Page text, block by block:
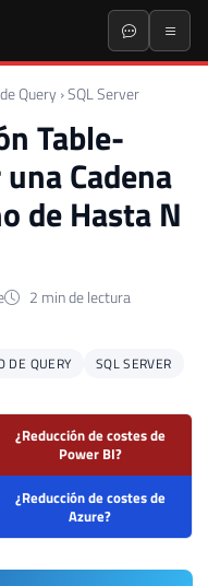
Query›SQL Server
Table-
Cadena
de Hasta N
2 min de lectura
DE QUERY SQL SERVER
¿Reducción de costes de
Power BI?
¿Reducción de costes de
Azure?